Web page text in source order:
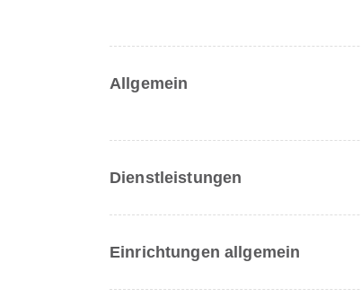
Allgemein
Dienstleistungen
Einrichtungen allgemein